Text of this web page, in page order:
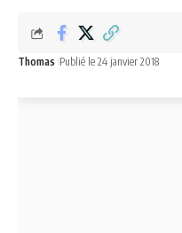
Thomas Publié le 24 janvier 2018